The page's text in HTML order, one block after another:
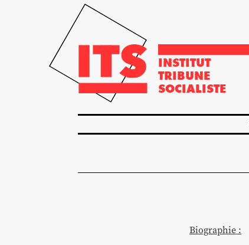
INSTITUT
TRIBUNE
SOCIALISTE
Biographie :